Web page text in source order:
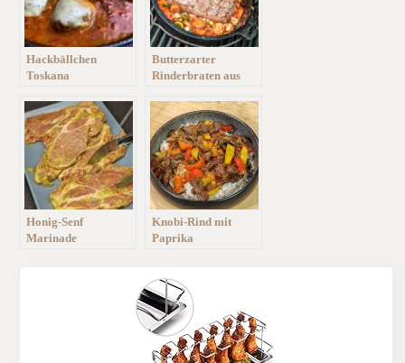
Hackbällchen
Toskana
Butterzarter
Rinderbraten aus
Honig-Senf
Marinade
Knobi-Rind mit
Paprika